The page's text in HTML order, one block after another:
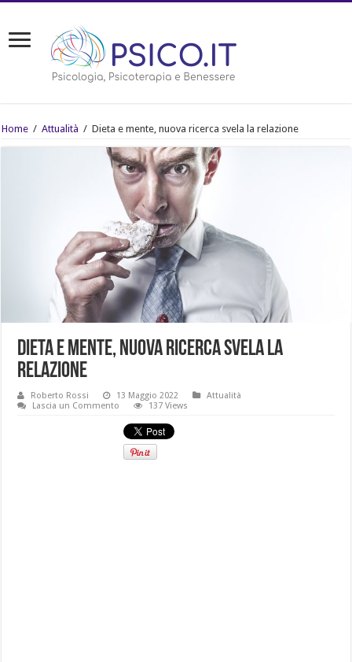
Home / Attualità / Dieta e mente, nuova ricerca svela la relazione
Dieta e mente, nuova ricerca svela la
relazione
Roberto Rossi 13 Maggio 2022
Attualità
Lascia un Commento
137 Views